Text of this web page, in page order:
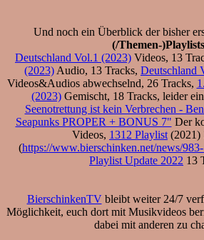
Und noch ein Überblick der bisher
(/Themen-)Playlists
Deutschland Vol.1 (2023) Videos, 13
(2023) Audio, 13 Tracks, Deutschland
Videos&Audios abwechselnd, 26 Tracks,
(2023)Gemischt, 18 Tracks, leider
Seenotrettung ist kein Verbrechen -
Seapunks PROPER + BONUS 7" Der
Videos, 1312 Playlist (2021)
(https://www.bierschinken.net/news/
Playlist Update 2022 13
BierschinkenTVbleibt weiter 24/7
Möglichkeit, euch dort mit Musikvideos
dabei mit anderen zu